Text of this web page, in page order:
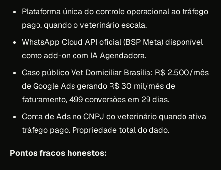
Plataforma única do controle operacional ao tráfego
pago, quando o veterinário escala.
WhatsApp Cloud API oficial (BSP Meta) disponível
como add-on com IA Agendadora.
Caso público Vet Domiciliar Brasília: R$ 2.500/mês
de Google Ads gerando R$ 30 mil/mês de
faturamento, 499 conversões em 29 dias.
Conta de Ads no CNPJ do veterinário quando ativa
tráfego pago. Propriedade total do dado.
Pontos fracos honestos: